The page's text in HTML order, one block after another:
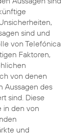
sind und
von Telefónica
Faktoren,
von denen
Aussagen des
sind. Diese
in den von
und